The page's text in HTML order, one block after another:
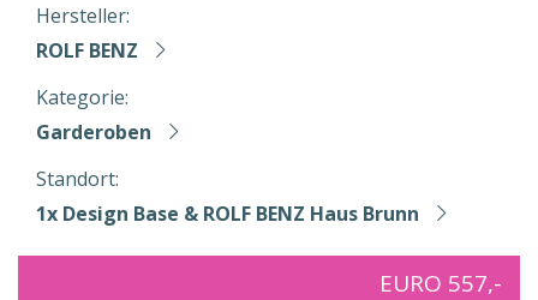
Hersteller:
ROLF BENZ
Kategorie:
Garderoben
Standort:
1x Design Base & ROLF BENZ Haus Brunn
EURO 557,-